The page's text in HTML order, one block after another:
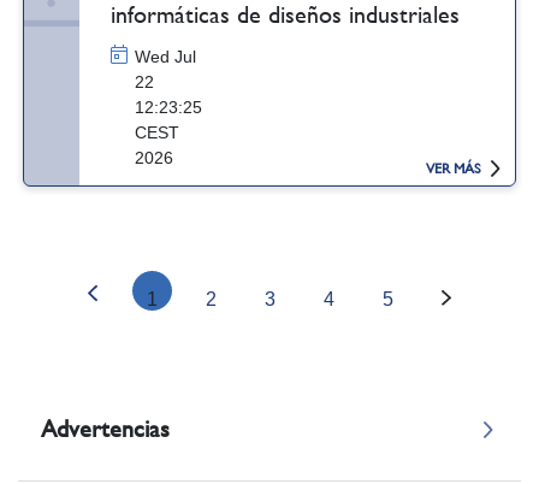
informáticas de diseños industriales
Wed Jul
22
12:23:25
CEST
2026
VER MÁS
1 2 3 4 5
Advertencias